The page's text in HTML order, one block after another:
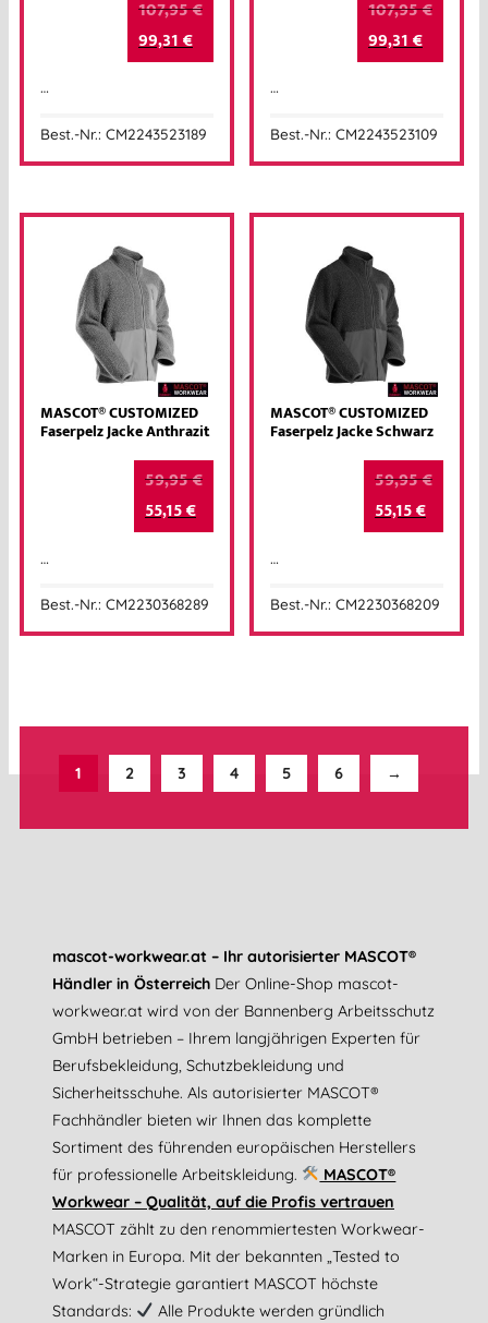
107,95€
99,31€
…
Best.-Nr.: CM2243523189
107,95€
99,31€
…
Best.-Nr.: CM2243523109
MASCOT® CUSTOMIZED
Faserpelz Jacke Anthrazit
59,95€
55,15€
…
Best.-Nr.: CM2230368289
MASCOT® CUSTOMIZED
Faserpelz Jacke Schwarz
59,95€
55,15€
…
Best.-Nr.: CM2230368209
1 2 3 4 5 6 →
mascot-workwear.at – Ihr autorisierter MASCOT®
Händler in Österreich Der Online-Shop mascot-
workwear.at wird von der Bannenberg Arbeitsschutz
GmbH betrieben – Ihrem langjährigen Experten für
Berufsbekleidung, Schutzbekleidung und
Sicherheitsschuhe. Als autorisierter MASCOT®
Fachhändler bieten wir Ihnen das komplette
Sortiment des führenden europäischen Herstellers
für professionelle Arbeitskleidung.
MASCOT®
Workwear – Qualität, auf die Profis vertrauen
MASCOT zählt zu den renommiertesten Workwear-
Marken in Europa. Mit der bekannten „Tested to
Work“-Strategie garantiert MASCOT höchste
Standards:
Alle Produkte werden gründlich